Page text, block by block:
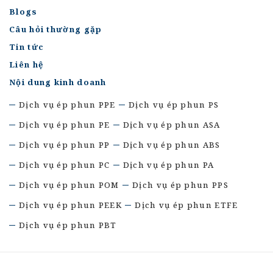
Blogs
Câu hỏi thường gặp
Tin tức
Liên hệ
Nội dung kinh doanh
Dịch vụ ép phun PPE
Dịch vụ ép phun PS
Dịch vụ ép phun PE
Dịch vụ ép phun ASA
Dịch vụ ép phun PP
Dịch vụ ép phun ABS
Dịch vụ ép phun PC
Dịch vụ ép phun PA
Dịch vụ ép phun POM
Dịch vụ ép phun PPS
Dịch vụ ép phun PEEK
Dịch vụ ép phun ETFE
Dịch vụ ép phun PBT